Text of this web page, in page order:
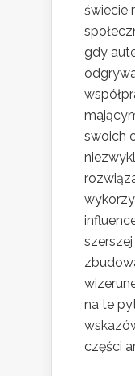
świecie
gdy
swoich
na te
części